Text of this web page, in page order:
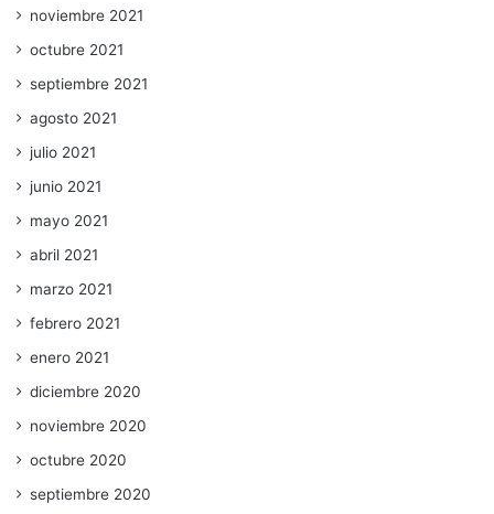
noviembre 2021
octubre 2021
septiembre 2021
agosto 2021
julio 2021
junio 2021
mayo 2021
abril 2021
marzo 2021
febrero 2021
enero 2021
diciembre 2020
noviembre 2020
octubre 2020
septiembre 2020